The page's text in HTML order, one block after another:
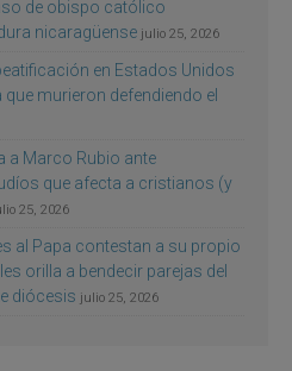
de obispo católico
nicaragüense julio 25, 2026
en Estados Unidos
murieron defendiendo el
a Marco Rubio ante
que afecta a cristianos (y
25, 2026
al Papa contestan a su propio
orilla a bendecir parejas del
diócesis julio 25, 2026